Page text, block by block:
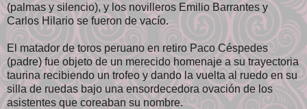
(palmas y silencio), y los novilleros Emilio Barrantes y
Carlos Hilario se fueron de vacío.
El matador de toros peruano en retiro Paco Céspedes
(padre) fue objeto de un merecido homenaje a su trayectoria
taurina recibiendo un trofeo y dando la vuelta al ruedo en su
silla de ruedas bajo una ensordecedora ovación de los
asistentes que coreaban su nombre.